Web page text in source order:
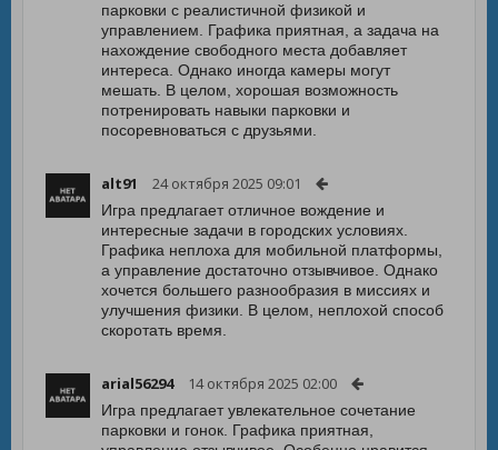
парковки с реалистичной физикой и
управлением. Графика приятная, а задача на
нахождение свободного места добавляет
интереса. Однако иногда камеры могут
мешать. В целом, хорошая возможность
потренировать навыки парковки и
посоревноваться с друзьями.
alt91 24 октября 2025 09:01
Игра предлагает отличное вождение и
интересные задачи в городских условиях.
Графика неплоха для мобильной платформы,
а управление достаточно отзывчивое. Однако
хочется большего разнообразия в миссиях и
улучшения физики. В целом, неплохой способ
скоротать время.
arial56294 14 октября 2025 02:00
Игра предлагает увлекательное сочетание
парковки и гонок. Графика приятная,